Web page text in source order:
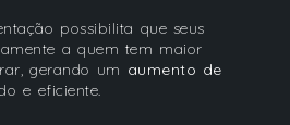
possibilita que seus
a quem tem maior
gerando um aumento de
e eficiente.